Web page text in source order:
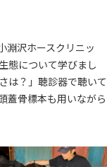
淵沢ホースクリニッ
態について学びまし
は？」聴診器で聴いて
蓋骨標本も用いながら